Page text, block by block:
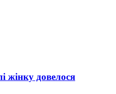
жінку довелося